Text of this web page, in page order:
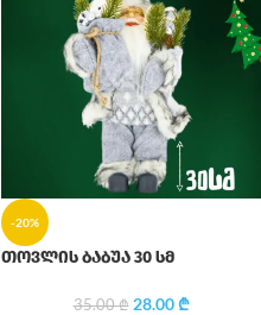
-20%
თოვლის ბაბუა 30 სმ
35.00₾ 28.00₾